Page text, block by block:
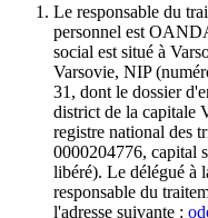
Le responsable du
personnel est
social est situé à
Varsovie, NIP
31, dont le dossier
district de la capitale
registre national des
0000204776, capital
libéré). Le délégué à
responsable du
l'adresse suivante :